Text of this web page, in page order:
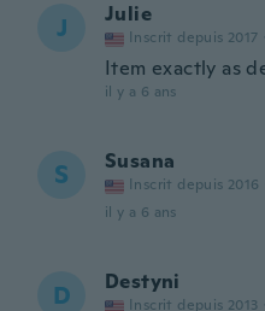
J Julie
Inscrit depuis 2017
Item exactly as
il y a 6 ans
S Susana
Inscrit depuis 2016
il y a 6 ans
D Destyni
Inscrit depuis 2013